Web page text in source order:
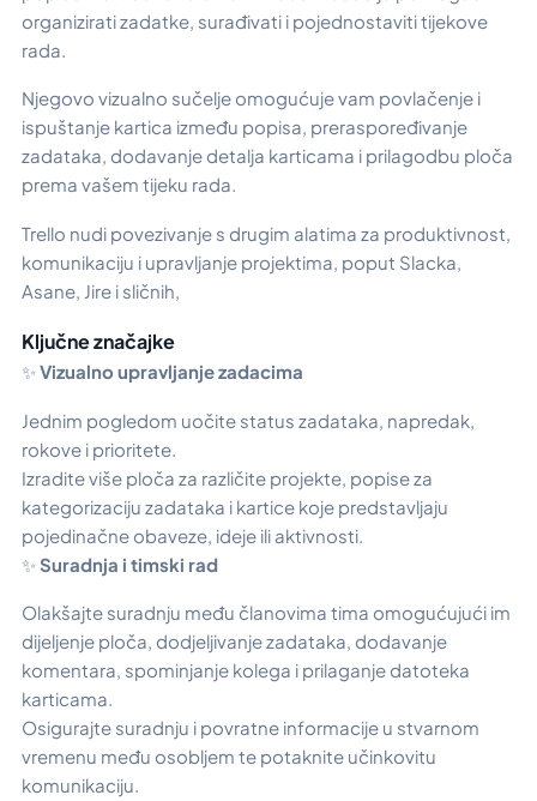
organizirati zadatke, surađivati i pojednostaviti tijekove
rada.
Njegovo vizualno sučelje omogućuje vam povlačenje i
ispuštanje kartica između popisa, preraspoređivanje
zadataka, dodavanje detalja karticama i prilagodbu ploča
prema vašem tijeku rada.
Trello nudi povezivanje s drugim alatima za produktivnost,
komunikaciju i upravljanje projektima, poput Slacka,
Asane, Jire i sličnih,
Ključne značajke
✨Vizualno upravljanje zadacima
Jednim pogledom uočite status zadataka, napredak,
rokove i prioritete.
Izradite više ploča za različite projekte, popise za
kategorizaciju zadataka i kartice koje predstavljaju
pojedinačne obaveze, ideje ili aktivnosti.
✨Suradnja i timski rad
Olakšajte suradnju među članovima tima omogućujući im
dijeljenje ploča, dodjeljivanje zadataka, dodavanje
komentara, spominjanje kolega i prilaganje datoteka
karticama.
Osigurajte suradnju i povratne informacije u stvarnom
vremenu među osobljem te potaknite učinkovitu
komunikaciju.